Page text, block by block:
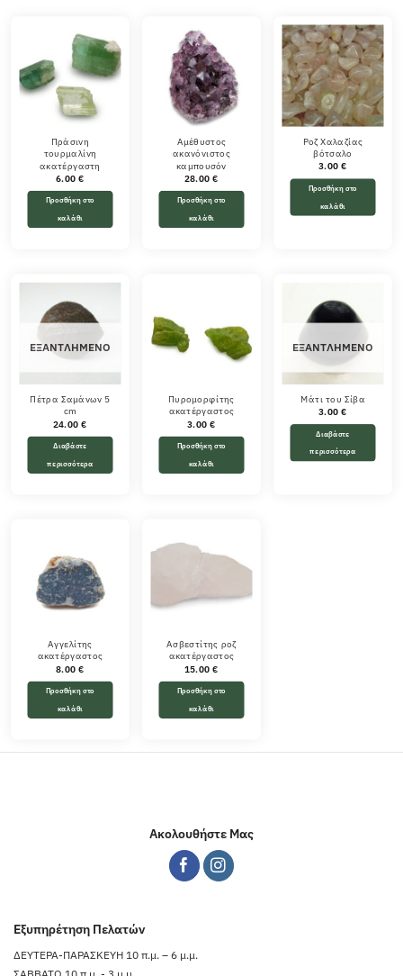
Πράσινη
τουρμαλίνη
ακατέργαστη
6.00 €
Προσθήκη στο
καλάθι
Αμέθυστος
ακανόνιστος
καμπουσόν
28.00€
Προσθήκη στο
καλάθι
Ροζ Χαλαζίας
βότσαλο
3.00 €
Προσθήκη στο
καλάθι
ΕΞΑΝΤΛΗΜΈΝΟ
Πέτρα Σαμάνων 5
cm
24.00€
Διαβάστε
περισσότερα
Πυρομορφίτης
ακατέργαστος
3.00 €
Προσθήκη στο
καλάθι
ΕΞΑΝΤΛΗΜΈΝΟ
Μάτι του Σίβα
3.00 €
Διαβάστε
περισσότερα
Αγγελίτης
ακατέργαστος
8.00 €
Προσθήκη στο
καλάθι
Ασβεστίτης ροζ
ακατέργαστος
15.00€
Προσθήκη στο
καλάθι
Ακολουθήστε Μας
Εξυπηρέτηση Πελατών
ΔΕΥΤΕΡΑ-ΠΑΡΑΣΚΕΥΗ 10 π.μ. – 6 μ.μ.